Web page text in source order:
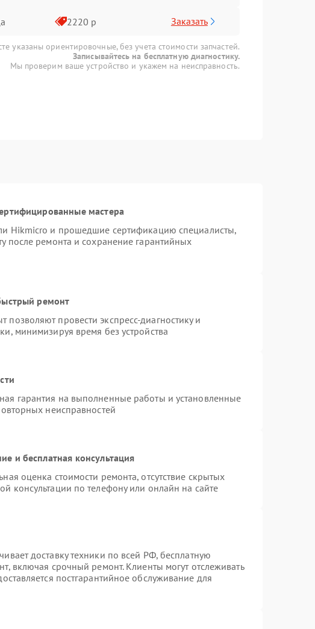
2220 р Заказать
указаны ориентировочные, без учета стоимости запчастей.
Записывайтесь на бесплатную диагностику.
Мы проверим ваше устройство и укажем на неисправность.
мастера
Hikmicro и прошедшие сертификацию специалисты,
после ремонта и сохранение гарантийных
ремонт
провести экспресс-диагностику и
минимизируя время без устройства
гарантия на выполненные работы и установленные
неисправностей
и бесплатная консультация
оценка стоимости ремонта, отсутствие скрытых
консультации по телефону или онлайн на сайте
доставку техники по всей РФ, бесплатную
включая срочный ремонт. Клиенты могут отслеживать
постгарантийное обслуживание для